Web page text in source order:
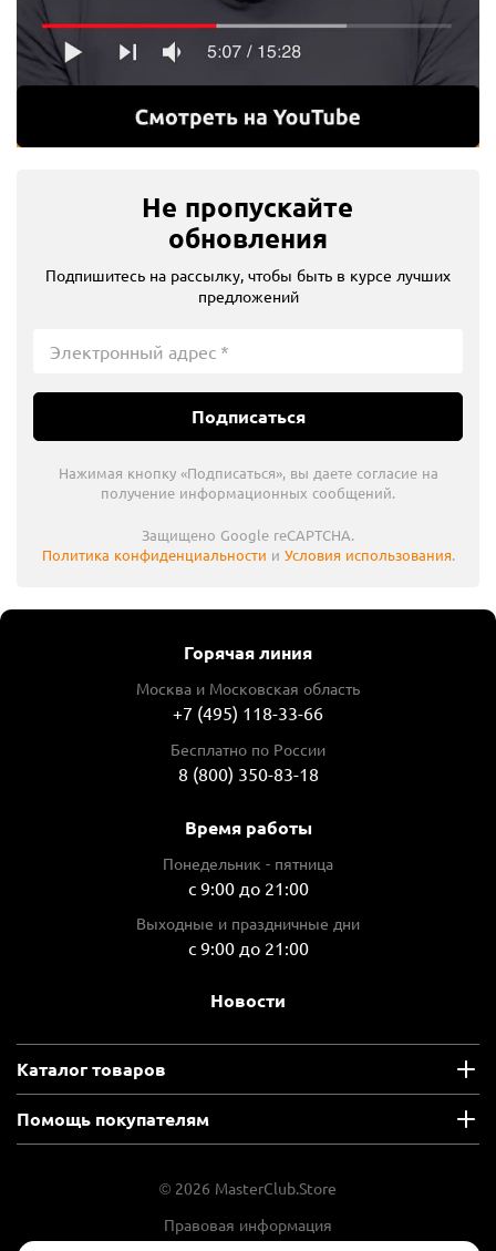
Не пропускайте
обновления
Подпишитесь на рассылку, чтобы быть в курсе лучших
предложений
Подписаться
Нажимая кнопку «Подписаться», вы даете согласие на
получение информационных сообщений.
Защищено Google reCAPTCHA.
Политика конфиденциальности и Условия использования.
Горячая линия
Москва и Московская область
+7 (495) 118-33-66
Бесплатно по России
8 (800) 350-83-18
Время работы
Понедельник - пятница
с 9:00 до 21:00
Выходные и праздничные дни
с 9:00 до 21:00
Новости
Каталог товаров
Помощь покупателям
© 2026 MasterClub.Store
Правовая информация